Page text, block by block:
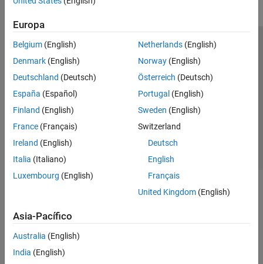
Europa
Belgium (English)
Denmark (English)
Deutschland (Deutsch)
España (Español)
Finland (English)
France (Français)
Ireland (English)
Italia (Italiano)
Luxembourg (English)
Netherlands(English)
Norway(English)
Österreich (Deutsch)
Portugal (English)
Sweden (English)
Switzerland
Deutsch
English
Français
United Kingdom(English)
Asia-Pacífico
Australia (English)
India (English)
Centro de confianza
Marcas comerciales
Política de privacidad
Antipiratería
Estado de las aplicaciones
Información de contacto
© 1994-2026 The MathWorks, Inc.